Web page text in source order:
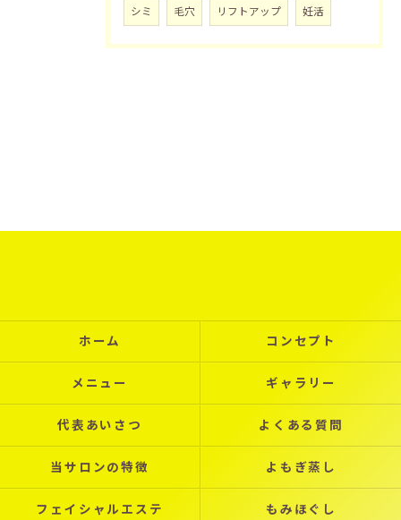
シミ 毛穴 リフトアップ 妊活
ホーム コンセプト
メニュー ギャラリー
代表あいさつ よくある質問
当サロンの特徴 よもぎ蒸し
フェイシャルエステ もみほぐし